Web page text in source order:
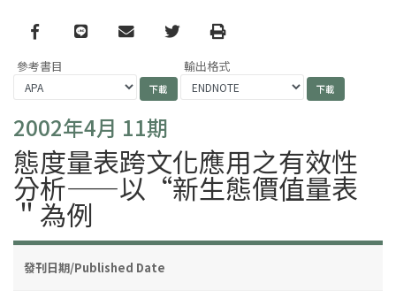
Facebook
line email TwitterPrint
參考書目 輸出格式
2002年4月 11期
態度量表跨文化應用之有效性
分析——以“新生態價值量表
＂為例
發刊日期/Published Date